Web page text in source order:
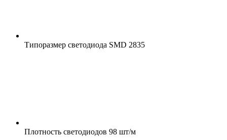
Типоразмер светодиода SMD 2835
Плотность светодиодов 98 шт/м